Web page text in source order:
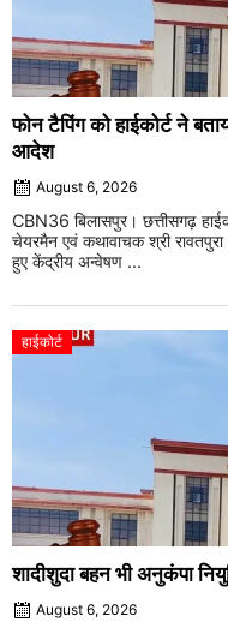
फोन टैपिंग को हाईकोर्ट ने
आदेश
August 6, 2026
CBN36 बिलासपुर। छत्तीसगढ़
चेयरमैन एवं कथावाचक श्री
हुए केंद्रीय अन्वेषण ...
हाईकोर्ट
शादीशुदा बहन भी अनुकंपा
August 6, 2026